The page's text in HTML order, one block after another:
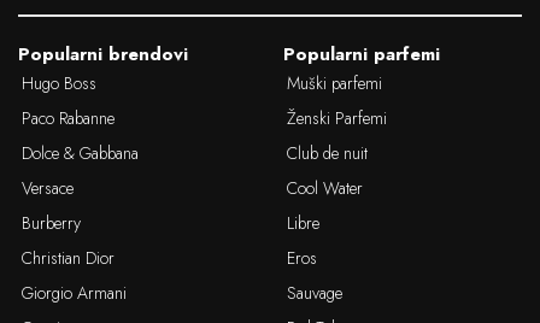
Popularni brendovi
Hugo Boss
Paco Rabanne
Dolce & Gabbana
Versace
Burberry
Christian Dior
Giorgio Armani
Popularni parfemi
Muški parfemi
Ženski Parfemi
Club de nuit
Cool Water
Libre
Eros
Sauvage